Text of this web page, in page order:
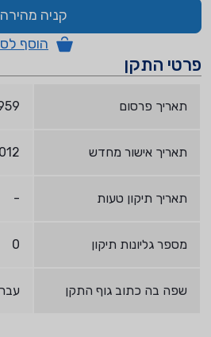
קניה מהירה
הוסף
פרטי התקן
תאריך פרסום
תאריך אישור מחדש
תאריך תיקון טעות -
מספר גליונות תיקון 0
שפה בה כתוב גוף התקן